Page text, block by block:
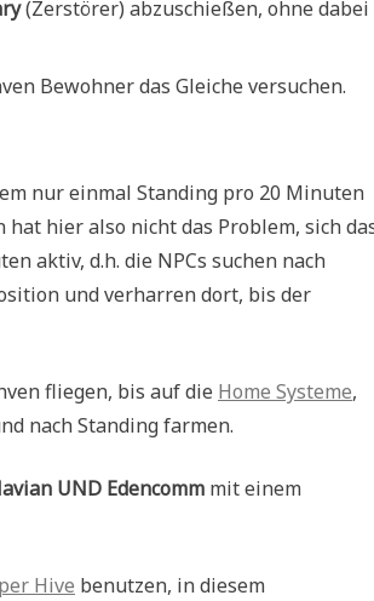
(Zerstörer) abzuschießen, ohne dabei
Bewohner das Gleiche versuchen.
nur einmal Standing pro 20 Minuten
hat hier also nicht das Problem, sich
aktiv, d.h. die NPCs suchen nach
und verharren dort, bis der
fliegen, bis auf die Home Systeme,
nach Standing farmen.
UND Edencomm mit einem
Hive benutzen, in diesem